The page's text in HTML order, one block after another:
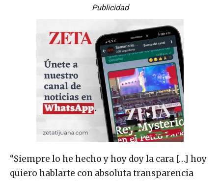
Publicidad
“Siempre lo he hecho y hoy doy la cara […] hoy
quiero hablarte con absoluta transparencia